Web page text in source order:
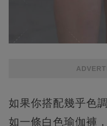
如果你搭配幾乎色
如一條白色瑜伽褲